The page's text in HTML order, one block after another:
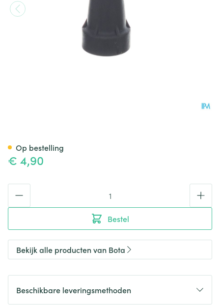
€ 4,90
Bestel
Op bestelling
Bekijk alle producten van Bota
Beschikbare leveringsmethoden